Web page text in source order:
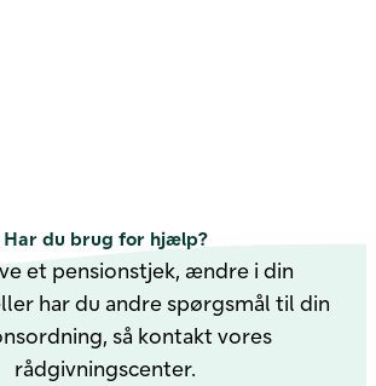
Har du brug for hjælp?
et pensionstjek, ændre i din
har du andre spørgsmål til din
så kontakt vores
rådgivningscenter.